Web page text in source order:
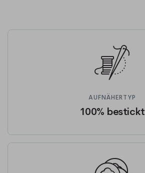
AUFNÄHERTYP
100% bestickt